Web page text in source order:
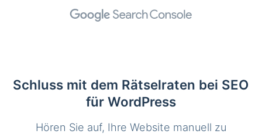
Schluss mit dem Rätselraten bei SEO
für WordPress
Hören Sie auf, Ihre Website manuell zu